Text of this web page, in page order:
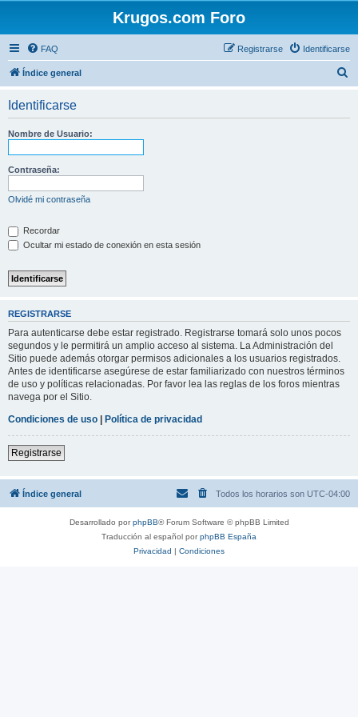
Krugos.com Foro
FAQ Identificarse
Registrarse
Índice general
Identificarse
Nombre de Usuario:
Contraseña:
Olvidé mi contraseña
Recordar
Ocultar mi estado de conexión en esta sesión
REGISTRARSE
Para autenticarse debe estar registrado. Registrarse tomará solo unos pocos
segundos y le permitirá un amplio acceso al sistema. La Administración del
Sitio puede además otorgar permisos adicionales a los usuarios registrados.
Antes de identificarse asegúrese de estar familiarizado con nuestros términos
de uso y políticas relacionadas. Por favor lea las reglas de los foros mientras
navega por el Sitio.
Condiciones de uso | Política de privacidad
Registrarse
Índice general Todos los horarios son UTC-04:00
Desarrollado porphpBB® Forum Software © phpBB Limited
Traducción al español porphpBB España
Privacidad | Condiciones